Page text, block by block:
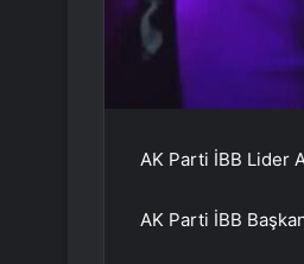
AK Parti İBB Lider
AK Parti İBB